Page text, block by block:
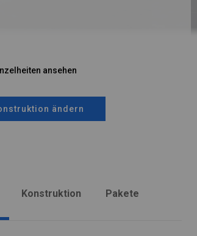
ansehen
ändern
Konstruktion Pakete